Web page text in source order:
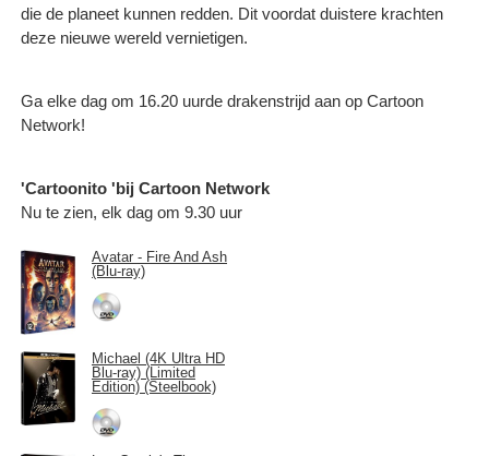
die de planeet kunnen redden. Dit voordat duistere krachten
deze nieuwe wereld vernietigen.
Ga elke dag om 16.20 uurde drakenstrijd aan op Cartoon
Network!
'Cartoonito 'bij Cartoon Network
Nu te zien, elk dag om 9.30 uur
Avatar - Fire And Ash
(Blu-ray)
Michael (4K Ultra HD
Blu-ray) (Limited
Edition) (Steelbook)